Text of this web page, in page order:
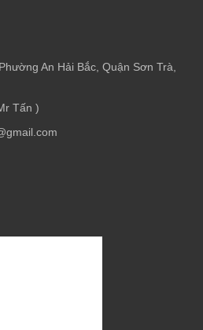
An Hải Bắc, Quận Sơn Trà,
Tấn )